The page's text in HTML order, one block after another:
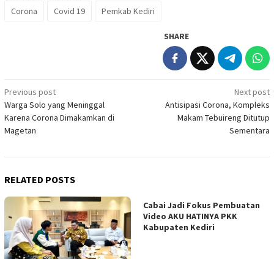
Corona Covid 19 Pemkab Kediri
SHARE
Post
navigation
Previous post
Warga Solo yang Meninggal
Karena Corona Dimakamkan di
Magetan
Next post
Antisipasi Corona, Kompleks
Makam Tebuireng Ditutup
Sementara
RELATED POSTS
Cabai Jadi Fokus Pembuatan
Video AKU HATINYA PKK
Kabupaten Kediri